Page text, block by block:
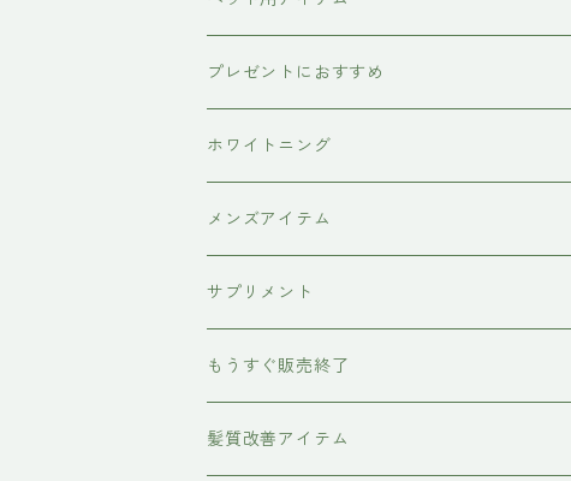
洗顔料
炭酸洗顔フォーム
犬用シャンプー
ペット用ブラシ
サプリメント
プレゼントにおすすめ
男性にプレゼント
女性にプレゼント
ホワイトニング
歯磨き粉
メンズアイテム
ボディケア
除毛クリーム
育毛ケア
養毛剤
フェイスケア
サプリメント
犬用
もうすぐ販売終了
髪質改善アイテム